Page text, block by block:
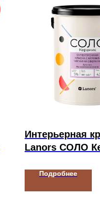
Интерьерная
Lanors СОЛО
Подробнее